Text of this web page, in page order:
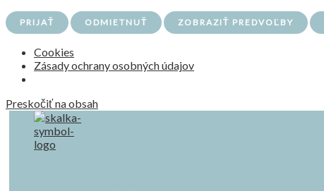
PRIJAŤ ODMIETNUŤ ZOBRAZIŤ PREDVOĽBY
Cookies
Zásady ochrany osobných údajov
Preskočiť na obsah